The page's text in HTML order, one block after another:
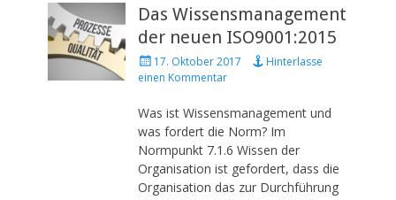
Das Wissensmanagement
der neuen ISO9001:2015
P
o
t
d
o
n
17. Oktober 2017
Hinterlasse
einen Kommentar
Was ist Wissensmanagement und
was fordert die Norm? Im
Normpunkt 7.1.6 Wissen der
Organisation ist gefordert, dass die
Organisation das zur Durchführung